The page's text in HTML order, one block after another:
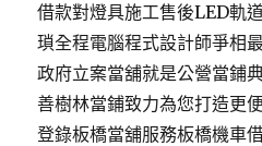
借款對燈具施工售後LED軌
瑣全程電腦程式設計師爭相
政府立案當舖就是公營當鋪
善樹林當鋪致力為您打造更
登錄板橋當舖服務板橋機車